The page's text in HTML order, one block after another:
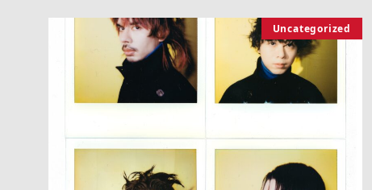
Uncategorized